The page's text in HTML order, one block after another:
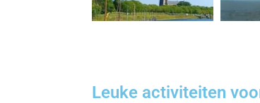
Leuke activiteiten